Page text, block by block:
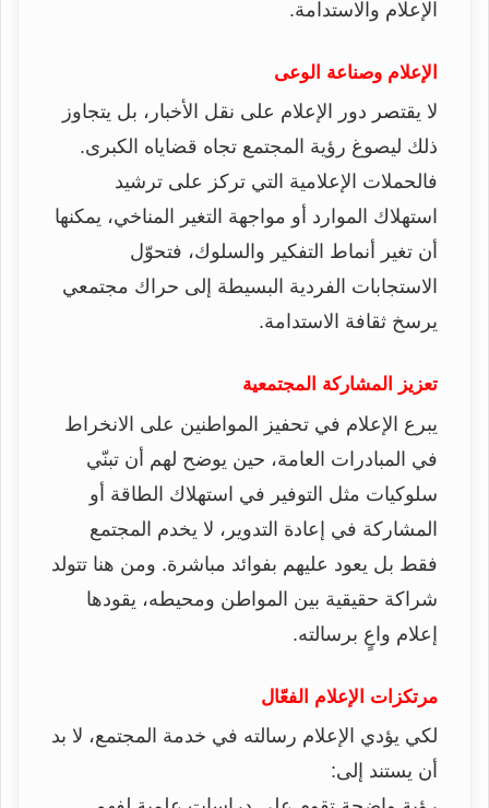
الإعلام والاستدامة.
الإعلام وصناعة الوعى
لا يقتصر دور الإعلام على نقل الأخبار، بل يتجاوز
ذلك ليصوغ رؤية المجتمع تجاه قضاياه الكبرى.
فالحملات الإعلامية التي تركز على ترشيد
استهلاك الموارد أو مواجهة التغير المناخي، يمكنها
أن تغير أنماط التفكير والسلوك، فتحوّل
الاستجابات الفردية البسيطة إلى حراك مجتمعي
يرسخ ثقافة الاستدامة.
تعزيز المشاركة المجتمعية
يبرع الإعلام في تحفيز المواطنين على الانخراط
في المبادرات العامة، حين يوضح لهم أن تبنّي
سلوكيات مثل التوفير في استهلاك الطاقة أو
المشاركة في إعادة التدوير، لا يخدم المجتمع
فقط بل يعود عليهم بفوائد مباشرة. ومن هنا تتولد
شراكة حقيقية بين المواطن ومحيطه، يقودها
إعلام واعٍ برسالته.
مرتكزات الإعلام الفعّال
لكي يؤدي الإعلام رسالته في خدمة المجتمع، لا بد
أن يستند إلى: